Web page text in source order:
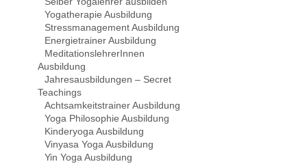
Yogatherapie Ausbildung
Stressmanagement Ausbildung
Energietrainer Ausbildung
MeditationslehrerInnen
Ausbildung
Jahresausbildungen – Secret
Teachings
Achtsamkeitstrainer Ausbildung
Yoga Philosophie Ausbildung
Kinderyoga Ausbildung
Vinyasa Yoga Ausbildung
Yin Yoga Ausbildung